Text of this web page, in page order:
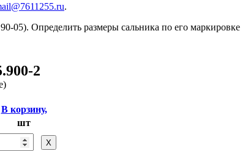
.
05). Определить размеры сальника по его маркировке
2
В корзину,
шт
Х